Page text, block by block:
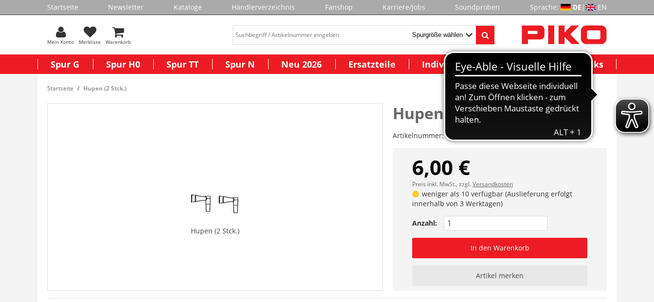
Startseite Newsletter Kataloge Händlerverzeichnis Fanshop Karriere/Jobs Soundproben Sprache: DE | EN
Mein Konto Merkliste Warenkorb
Spur G Spur H0 Spur TT Spur N Neu 2026 Ersatzteile Individuelle Modelle Wichtige Links
Startseite Hupen (2 Stck.)
Hupen (2 Stck.)
Hupen (2 Stck.)
Artikelnummer:ET94205-07
6,00 €
Preis inkl. MwSt., zzgl.Versandkosten
weniger als 10 verfügbar (Auslieferung erfolgt
innerhalb von 3 Werktagen)
Anzahl:
In den Warenkorb
Artikel merken